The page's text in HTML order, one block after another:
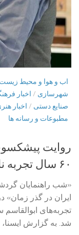
اب و هوا و محیط زیست
شهرسازی / اخبار
صنایع دستی / اخبار
مطبوعات و رسانه ها
روایت
۶۰ سال تجربه ناامید نشوید!
«شب راهنمایان
ایران در گذر زمان»
تجربه‌های
شد. به گزارش